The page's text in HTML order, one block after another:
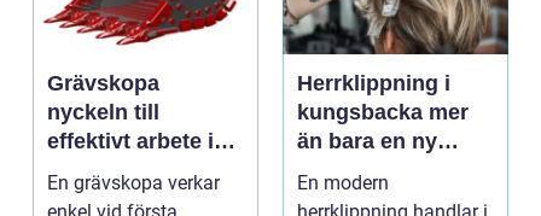
Grävskopa
nyckeln till
effektivt arbete i
mark och material
En grävskopa verkar
enkel vid första
Herrklippning i
kungsbacka mer
än bara en ny
frisyr
En modern
herrklippning handlar i